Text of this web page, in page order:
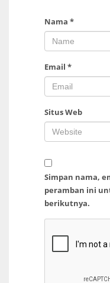
Nama *
Email *
Situs Web
Simpan nama,
peramban ini
berikutnya.